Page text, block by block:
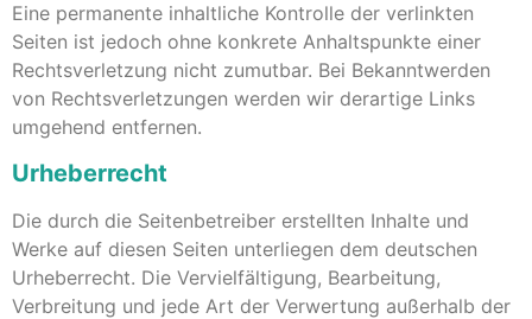
Eine permanente inhaltliche Kontrolle der verlinkten
Seiten ist jedoch ohne konkrete Anhaltspunkte einer
Rechtsverletzung nicht zumutbar. Bei Bekanntwerden
von Rechtsverletzungen werden wir derartige Links
umgehend entfernen.
Urheberrecht
Die durch die Seitenbetreiber erstellten Inhalte und
Werke auf diesen Seiten unterliegen dem deutschen
Urheberrecht. Die Vervielfältigung, Bearbeitung,
Verbreitung und jede Art der Verwertung außerhalb der